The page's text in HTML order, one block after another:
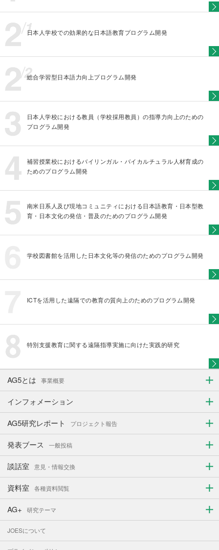
日本人学校での効果的な日本語教育プログラム開発
総合学習型日本語力向上プログラム開発
日本人学校における教員（学校採用教員）の指導力向上のための
プログラム開発
補習授業校におけるバイリンガル・バイカルチュラル人材育成の
ためのプログラム開発
南米日系人及び現地コミュニティにおける日本語教育・日本型教
育・日本文化の発信・普及のためのプログラム開発
学校図書館を活用した日本文化等の発信のためのプログラム開発
ICTを活用した遠隔での教育の質向上のためのプログラム開発
特別支援教育に関する遠隔指導実施に向けた実践的研究
AG5とは 事業概要
インフォメーション
AG5研究レポート プロジェクト報告
発表ブース 一般投稿
談話室 意見・情報交換
資料室 各種資料閲覧
AG+ 研究テーマ
JOESについて